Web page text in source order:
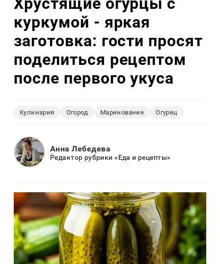
куркумой - яркая
заготовка: гости просят
поделиться рецептом
после первого укуса
Кулинария Огород Маринование Огурец
Анна Лебедева
Редактор рубрики «Еда и рецепты»